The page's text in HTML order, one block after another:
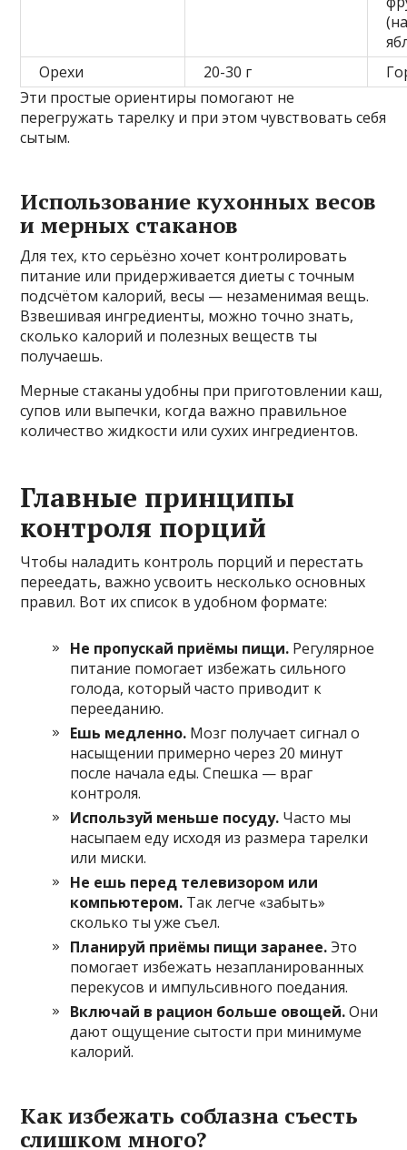
Орехи
20-30 г
Эти простые ориентиры помогают не
перегружать тарелку и при этом чувствовать себя
сытым.
Использование кухонных весов
и мерных стаканов
Для тех, кто серьёзно хочет контролировать
питание или придерживается диеты с точным
подсчётом калорий, весы — незаменимая вещь.
Взвешивая ингредиенты, можно точно знать,
сколько калорий и полезных веществ ты
получаешь.
Мерные стаканы удобны при приготовлении каш,
супов или выпечки, когда важно правильное
количество жидкости или сухих ингредиентов.
Главные принципы
контроля порций
Чтобы наладить контроль порций и перестать
переедать, важно усвоить несколько основных
правил. Вот их список в удобном формате:
Не пропускай приёмы пищи. Регулярное
питание помогает избежать сильного
голода, который часто приводит к
перееданию.
Ешь медленно. Мозг получает сигнал о
насыщении примерно через 20 минут
после начала еды. Спешка — враг
контроля.
Используй меньше посуду. Часто мы
насыпаем еду исходя из размера тарелки
или миски.
Не ешь перед телевизором или
компьютером. Так легче «забыть»
сколько ты уже съел.
Планируй приёмы пищи заранее.Это
помогает избежать незапланированных
перекусов и импульсивного поедания.
Включай в рацион больше овощей.Они
дают ощущение сытости при минимуме
калорий.
Как избежать соблазна съесть
слишком много?